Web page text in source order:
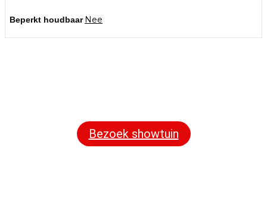
Beperkt houdbaar Nee
Bezoek showtuin